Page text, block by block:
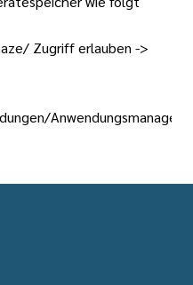
Zugriff erlauben ->